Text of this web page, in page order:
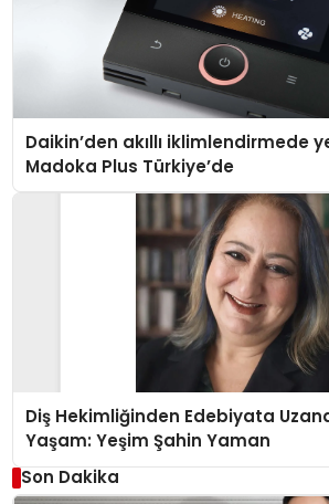
Daikin’den akıllı iklimlendirmede
Madoka Plus Türkiye’de
Diş Hekimliğinden Edebiyata
Yaşam: Yeşim Şahin Yaman
Son Dakika